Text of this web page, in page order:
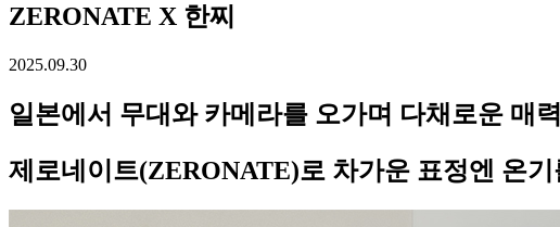
ZERONATE X 한찌
2025.09.30
일본에서 무대와 카메라를 오가며 다채로운 매
제로네이트(ZERONATE)로 차가운 표정엔 온